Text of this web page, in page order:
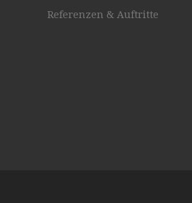
Referenzen & Auftritte